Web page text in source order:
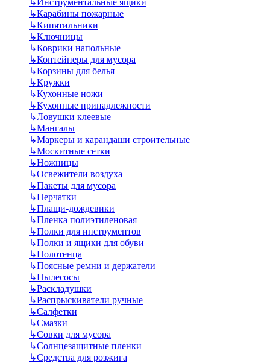
↳Инструментальные ящики
↳Карабины пожарные
↳Кипятильники
↳Ключницы
↳Коврики напольные
↳Контейнеры для мусора
↳Корзины для белья
↳Кружки
↳Кухонные ножи
↳Кухонные принадлежности
↳Ловушки клеевые
↳Мангалы
↳Маркеры и карандаши строительные
↳Москитные сетки
↳Ножницы
↳Освежители воздуха
↳Пакеты для мусора
↳Перчатки
↳Плащи-дождевики
↳Пленка полиэтиленовая
↳Полки для инструментов
↳Полки и ящики для обуви
↳Полотенца
↳Поясные ремни и держатели
↳Пылесосы
↳Раскладушки
↳Распрыскиватели ручные
↳Салфетки
↳Смазки
↳Совки для мусора
↳Солнцезащитные пленки
↳Средства для розжига